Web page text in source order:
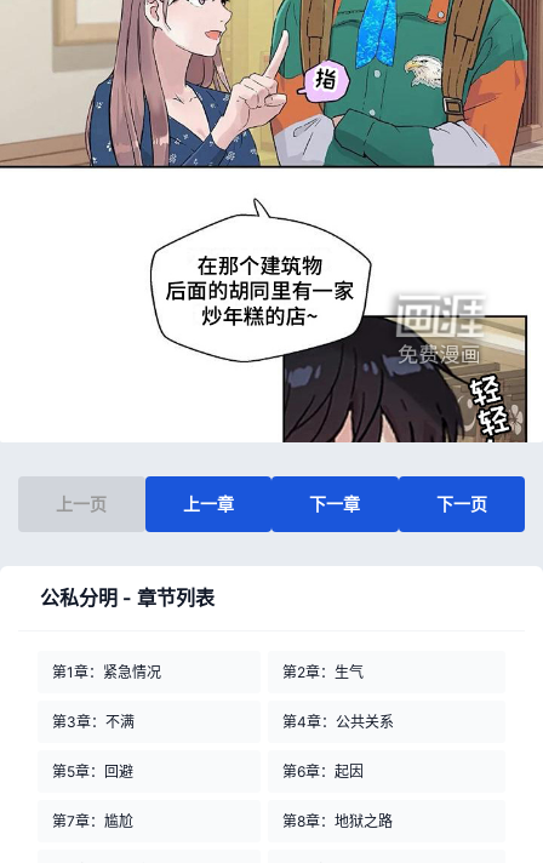
上一页 上一章 下一章 下一页
公私分明 - 章节列表
第1章：紧急情况 第2章：生气
第3章：不满 第4章：公共关系
第5章：回避 第6章：起因
第7章：尴尬 第8章：地狱之路